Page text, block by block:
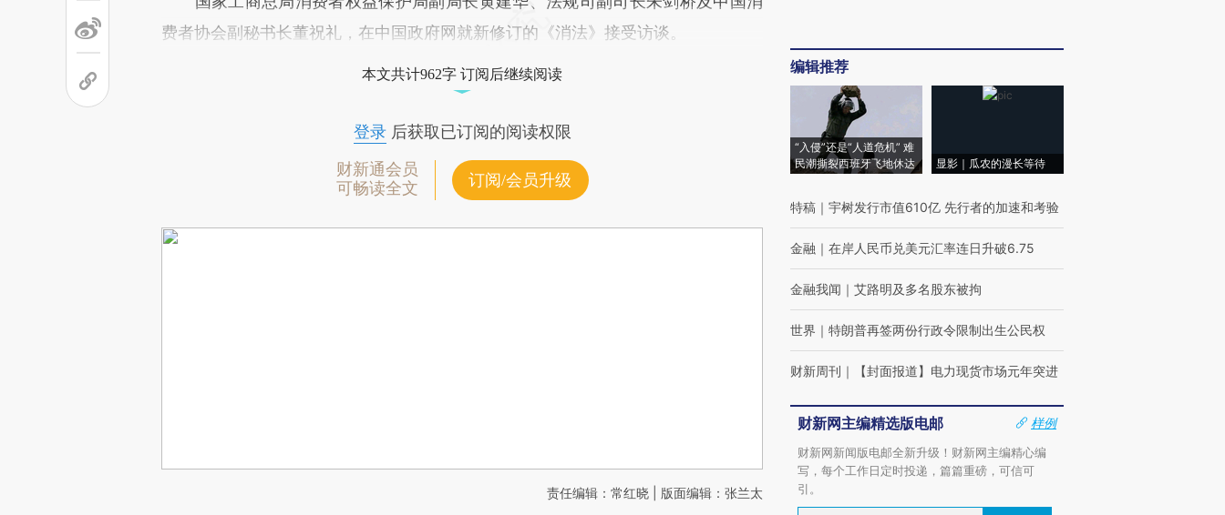
费者协会副秘书长董祝礼，在中国政府网就新修订的《消法》接受访谈。
本文共计962字 订阅后继续阅读
登录后获取已订阅的阅读权限
财新通会员
可畅读全文
订阅/会员升级
责任编辑：常红晓 | 版面编辑：张兰太
编辑推荐
“入侵”还是“人道危机” 难
民潮撕裂西班牙飞地休达
显影｜瓜农的漫长等待
特稿 ｜ 宇树发行市值610亿 先行者的加速和考验
金融 ｜ 在岸人民币兑美元汇率连日升破6.75
金融我闻 ｜ 艾路明及多名股东被拘
世界 ｜ 特朗普再签两份行政令限制出生公民权
财新周刊 ｜ 【封面报道】电力现货市场元年突进
财新网主编精选版电邮
样例
财新网新闻版电邮全新升级！财新网主编精心编
写，每个工作日定时投递，篇篇重磅，可信可
引。